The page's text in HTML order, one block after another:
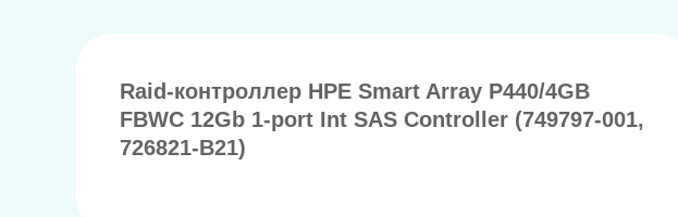
Raid-контроллер HPE Smart Array P440/4GB
FBWC 12Gb 1-port Int SAS Controller (749797-001,
726821-B21)